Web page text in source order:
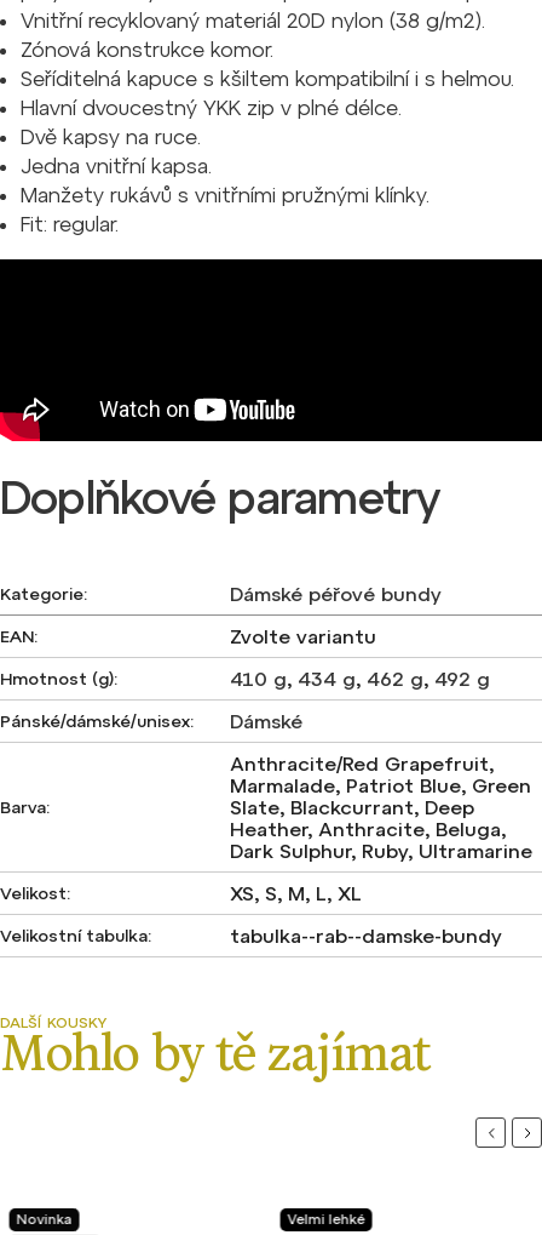
Vnitřní recyklovaný materiál 20D nylon (38 g/m2).
Zónová konstrukce komor.
Seříditelná kapuce s kšiltem kompatibilní i s helmou.
Hlavní dvoucestný YKK zip v plné délce.
Dvě kapsy na ruce.
Jedna vnitřní kapsa.
Manžety rukávů s vnitřními pružnými klínky.
Fit: regular.
Doplňkové parametry
Kategorie: Dámské péřové bundy
EAN: Zvolte variantu
Hmotnost (g): 410 g, 434 g, 462 g, 492 g
Pánské/dámské/unisex: Dámské
Barva:
Anthracite/Red Grapefruit,
Marmalade, Patriot Blue, Green
Slate, Blackcurrant, Deep
Heather, Anthracite, Beluga,
Dark Sulphur, Ruby, Ultramarine
Velikost: XS, S, M, L, XL
Velikostní tabulka: tabulka--rab--damske-bundy
Novinka
Velmi lehké